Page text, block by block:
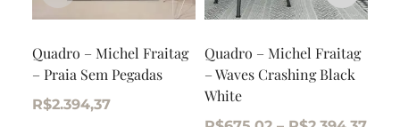
Quadro – Michel Fraitag
– Praia Sem Pegadas
R$2.394,37
Quadro – Michel Fraitag
– Waves Crashing Black
White